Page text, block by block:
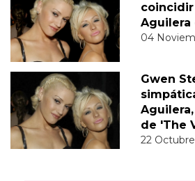
coincidir
Aguilera
04
Gwen
de 'The
22 Octubre